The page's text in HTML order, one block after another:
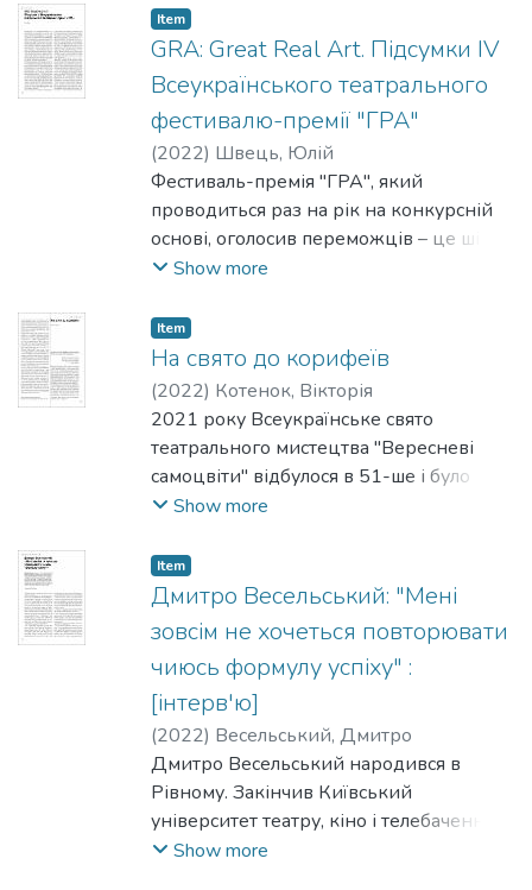
історичним фільмом "Селяни", прем’єра
якого запланована наприкінці 2022
року.
Item
GRA: Great Real Art. Підсумки IV
Всеукраїнського театрального
фестивалю-премії "ГРА"
(2022) Швець, Юлій
Фестиваль-премія "ГРА", який
проводиться раз на рік на конкурсній
основі, оголосив переможців – це шість
із майже 90 прем’єрних вистав 2020
країни: від Одеси до Києва, від
Берегового, що на кордоні з
Угорщиною, до Сєверодонецька на
Луганщині.
Show more
Item
На свято до корифеїв
(2022) Котенок, Вікторія
2021 року Всеукраїнське свято
театрального мистецтва "Вересневі
самоцвіти" відбулося в 51-ше і було
присвячене 30-ій річниці Незалежності
Курман). За традицією його відзначали
у Кропивницькому – місті, яке почесно
називають колискою українського
театру. Адже саме тут 27 жовтня 1882
року відбулася прем’єра вистави
"Наталка Полтавка" у виконанні першої
професійної трупи українських акторів,
яку зібрав Марко Кропивницький. А
ще Кіровоградщина є малою
батьківщиною корифеїв: як Марка
Лукича, так і Тобілевичів – Івана
Show more
Item
Дмитро Весельський: "Мені
зовсім не хочеться повторювати
чиюсь формулу успіху" :
[інтерв'ю]
(2022) Весельський, Дмитро
Дмитро Весельський народився в
Рівному. Закінчив Київський
університет театру, кіно і телебачення
ім. І. Карпенка-Карого в майстерні
Show more